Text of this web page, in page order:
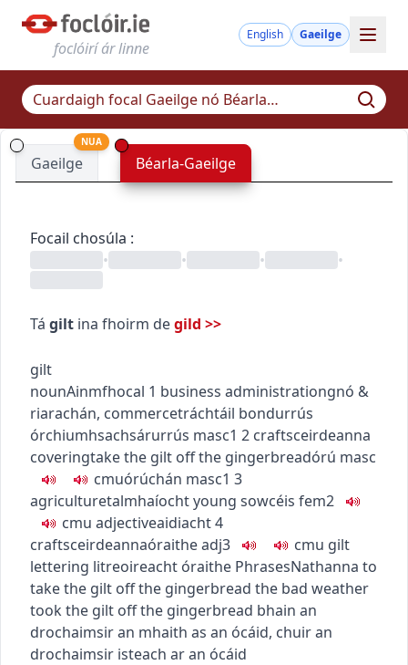
foclóirí ár linne
English Gaeilge
Gaeilge
NUA
Béarla-Gaeilge
Focail chosúla :
•
• • •
Tá gilt ina fhoirm degild >>
gilt
nounAinmfhocal 1 business administrationgnó &
riarachán, commercetráchtáil bondurrús
órchiumhsachsárurrús masc1 2 craftsceirdeanna
coveringtake the gilt off the gingerbreadórú masc
cmuórúchán masc1 3
agriculturetalmhaíochtyoung sowcéis fem2
cmu adjectiveaidiacht4
craftsceirdeannaóraitheadj3 cmu gilt
lettering litreoireacht óraithe PhrasesNathanna to
take the gilt off the gingerbread the bad weather
took the gilt off the gingerbread bhain an
drochaimsir an mhaith as an ócáid, chuir an
drochaimsir isteach ar an ócáid